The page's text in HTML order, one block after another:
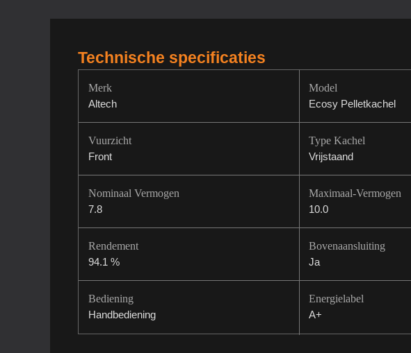
Technische specificaties
Merk
Altech
Model
Ecosy Pelletkachel
Vuurzicht
Front
Type Kachel
Vrijstaand
Nominaal Vermogen
7.8
Maximaal-Vermogen
10.0
Rendement
94.1 %
Bovenaansluiting
Ja
Bediening
Handbediening
Energielabel
A+